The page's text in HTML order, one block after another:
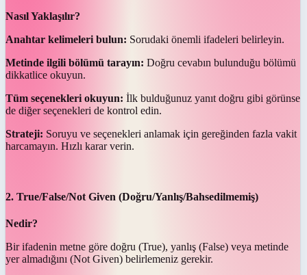
Nasıl Yaklaşılır?
Anahtar kelimeleri bulun: Sorudaki önemli ifadeleri belirleyin.
Metinde ilgili bölümü tarayın: Doğru cevabın bulunduğu bölümü
dikkatlice okuyun.
Tüm seçenekleri okuyun: İlk bulduğunuz yanıt doğru gibi görünse
de diğer seçenekleri de kontrol edin.
Strateji: Soruyu ve seçenekleri anlamak için gereğinden fazla vakit
harcamayın. Hızlı karar verin.
2. True/False/Not Given (Doğru/Yanlış/Bahsedilmemiş)
Nedir?
Bir ifadenin metne göre doğru (True), yanlış (False) veya metinde
yer almadığını (Not Given) belirlemeniz gerekir.